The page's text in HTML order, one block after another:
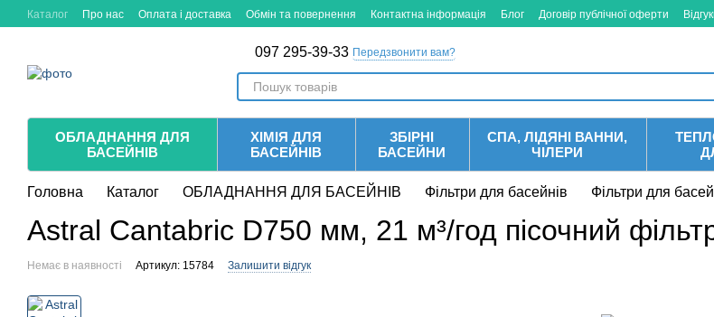
Перейти до основного контенту
Каталог Про нас Оплата і доставка Обмін та повернення Контактна інформація Блог Договір публічної оферти
097 295-39-33 Передзвонити вам?
ОБЛАДНАННЯ ДЛЯ
БАСЕЙНІВ
ХІМІЯ ДЛЯ
БАСЕЙНІВ
ЗБІРНІ
БАСЕЙНИ
СПА, ЛІДЯНІ ВАННИ,
ЧІЛЕРИ
Головна Каталог ОБЛАДНАННЯ ДЛЯ БАСЕЙНІВ Фільтри для басейнів Фільтри для
Astral Cantabric D750 мм, 21 м³/год пісочний
Немає в наявності Артикул: 15784 Залишити відгук